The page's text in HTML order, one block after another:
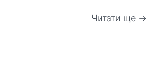
Читати ще →